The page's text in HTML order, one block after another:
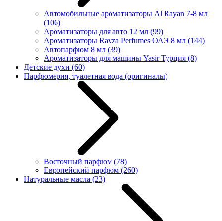
Автомобильные ароматизаторы Al Rayan 7-8 мл
(106)
Ароматизаторы для авто 12 мл (99)
Ароматизаторы Ravza Perfumes ОАЭ 8 мл (144)
Автопарфюм 8 мл (39)
Ароматизаторы для машины Yasir Турция (8)
Детские духи (60)
Парфюмерия, туалетная вода (оригиналы)
Восточный парфюм (78)
Европейский парфюм (260)
Натуральные масла (23)